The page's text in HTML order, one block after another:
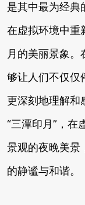
是其中最为经典
在虚拟环境中重
月的美丽景象
够让人们不仅仅
更深刻地理解和
“三潭印月”，在
景观的夜晚美景
的静谧与和谐。